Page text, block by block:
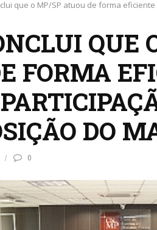
que o MP/SP atuou de forma
QUE
FORMA
DO
0